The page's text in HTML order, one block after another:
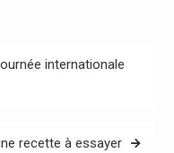
internationale
recette à essayer